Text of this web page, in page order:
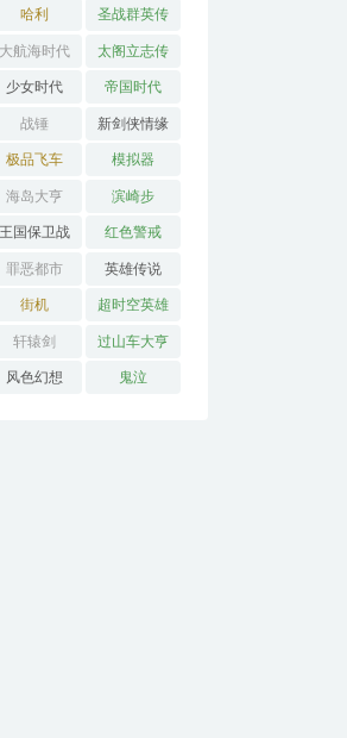
哈利 圣战群英传
大航海时代 太阁立志传
少女时代 帝国时代
战锤 新剑侠情缘
极品飞车 模拟器
海岛大亨 滨崎步
王国保卫战 红色警戒
罪恶都市 英雄传说
街机 超时空英雄
传说3
轩辕剑 过山车大亨
风色幻想 鬼泣